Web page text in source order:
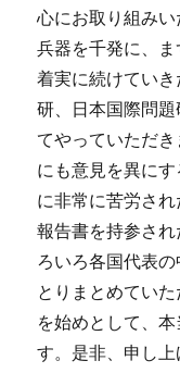
心にお取り組み
兵器を千発に、ま
着実に続けてい
研、日本国際問
てやっていただ
にも意見を異に
に非常に苦労さ
報告書を持参さ
ろいろ各国代表の
とりまとめてい
を始めとして、
す。是非、申し